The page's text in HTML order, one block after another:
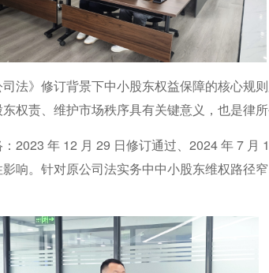
法》修订背景下中小股东权益保障的核心规
权责、维护市场秩序具有关键意义，也是律所
2023 年 12 月 29 日修订通过、2024 年 7
响。针对原公司法实务中中小股东维权路径